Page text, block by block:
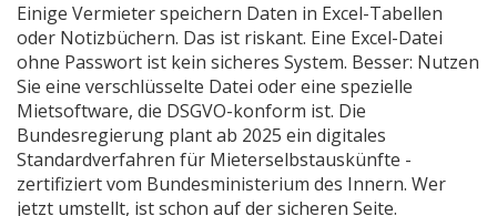
Einige Vermieter speichern Daten in Excel-Tabellen
oder Notizbüchern. Das ist riskant. Eine Excel-Datei
ohne Passwort ist kein sicheres System. Besser: Nutzen
Sie eine verschlüsselte Datei oder eine spezielle
Mietsoftware, die DSGVO-konform ist. Die
Bundesregierung plant ab 2025 ein digitales
Standardverfahren für Mieterselbstauskünfte -
zertifiziert vom Bundesministerium des Innern. Wer
jetzt umstellt, ist schon auf der sicheren Seite.